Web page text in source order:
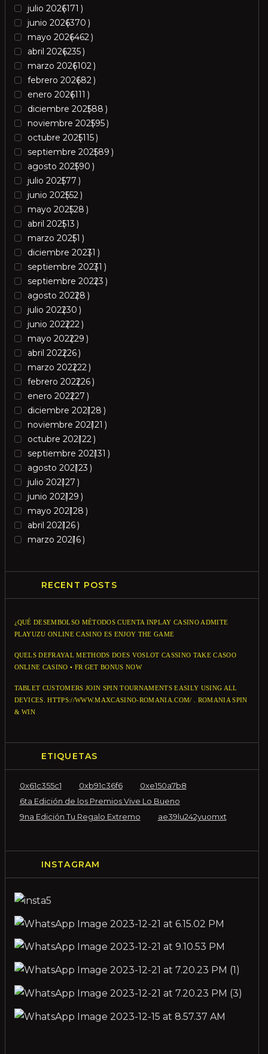
julio 2026171
junio 2026370
mayo 2026462
abril 2026235
marzo 2026102
febrero 202682
enero 2026111
diciembre 202588
noviembre 202595
octubre 2025115
septiembre 202589
agosto 202590
julio 202577
junio 202552
mayo 202528
abril 202513
marzo 20251
diciembre 20231
septiembre 20231
septiembre 20223
agosto 20228
julio 202230
junio 202222
mayo 202229
abril 202226
marzo 202222
febrero 202226
enero 202227
diciembre 202128
noviembre 202121
octubre 202122
septiembre 202131
agosto 202123
julio 202127
junio 202129
mayo 202128
abril 202126
marzo 20216
RECENT POSTS
¿QUÉ DESEMBOLSO MÉTODOS CUENTA INPLAY CASINO ADMITE
PLAYUZU ONLINE CASINO ES ENJOY THE GAME
QUELS DEFRAYAL METHODS DOES VOSLOT CASSINO TAKE CASOO
ONLINE CASINO • FR GET BONUS NOW
TABLET CUSTOMERS JOIN SPIN TOURNAMENTS EASILY USING ALL
DEVICES. HTTPS://WWW.MAXCASINO-ROMANIA.COM/ . ROMANIA SPIN
& WIN
ETIQUETAS
0x61c355c1 0xb91c36f6
0xe150a7b8
6ta Edición de los Premios Vive Lo Bueno
9na Edición Tu Regalo Extremo
ae39lu242yuomxt
INSTAGRAM